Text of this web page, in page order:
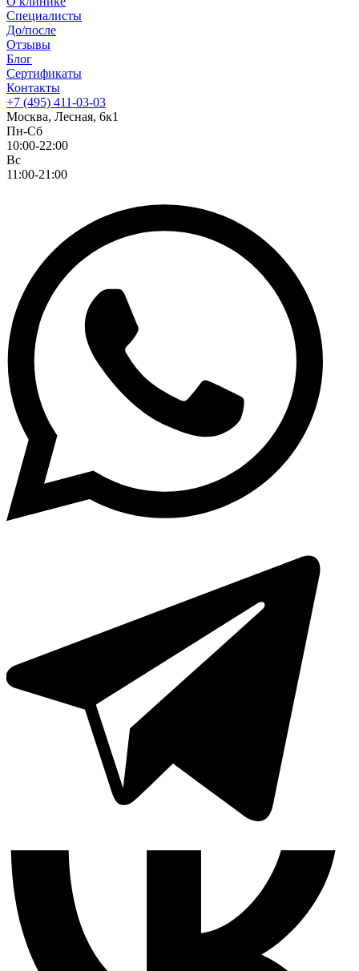
Специалисты
До/после
Отзывы
Блог
Сертификаты
Контакты
+7 (495) 411-03-03
Москва, Лесная, 6к1
Пн-Сб
10:00-22:00
Вс
11:00-21:00